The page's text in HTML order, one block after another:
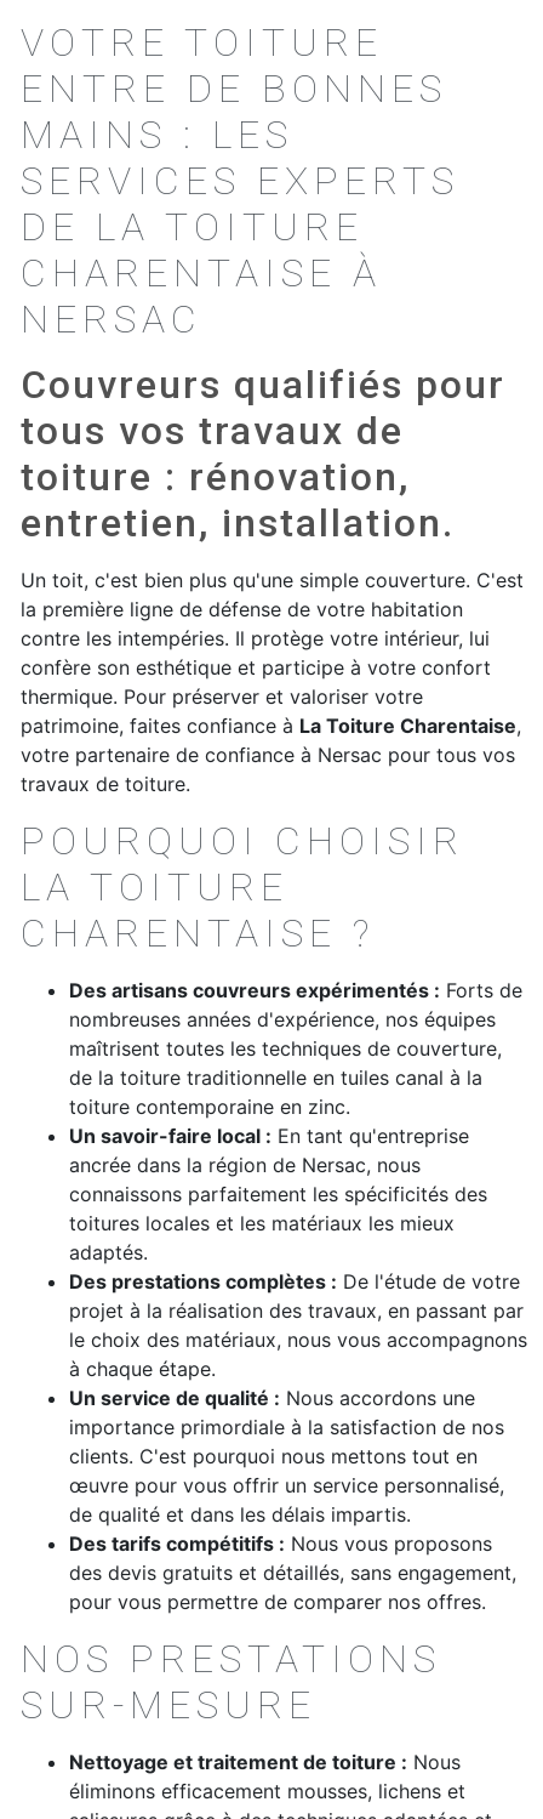
VOTRE TOITURE
ENTRE DE BONNES
MAINS : LES
SERVICES EXPERTS
DE LA TOITURE
CHARENTAISE À
NERSAC
Couvreurs qualifiés pour
tous vos travaux de
toiture : rénovation,
entretien, installation.
Un toit, c'est bien plus qu'une simple couverture. C'est
la première ligne de défense de votre habitation
contre les intempéries. Il protège votre intérieur, lui
confère son esthétique et participe à votre confort
thermique. Pour préserver et valoriser votre
patrimoine, faites confiance à La Toiture Charentaise,
votre partenaire de confiance à Nersac pour tous vos
travaux de toiture.
POURQUOI CHOISIR
LA TOITURE
CHARENTAISE ?
Des artisans couvreurs expérimentés : Forts de
nombreuses années d'expérience, nos équipes
maîtrisent toutes les techniques de couverture,
de la toiture traditionnelle en tuiles canal à la
toiture contemporaine en zinc.
Un savoir-faire local : En tant qu'entreprise
ancrée dans la région de Nersac, nous
connaissons parfaitement les spécificités des
toitures locales et les matériaux les mieux
adaptés.
Des prestations complètes : De l'étude de votre
projet à la réalisation des travaux, en passant par
le choix des matériaux, nous vous accompagnons
à chaque étape.
Un service de qualité : Nous accordons une
importance primordiale à la satisfaction de nos
clients. C'est pourquoi nous mettons tout en
œuvre pour vous offrir un service personnalisé,
de qualité et dans les délais impartis.
Des tarifs compétitifs : Nous vous proposons
des devis gratuits et détaillés, sans engagement,
pour vous permettre de comparer nos offres.
NOS PRESTATIONS
SUR-MESURE
Nettoyage et traitement de toiture : Nous
éliminons efficacement mousses, lichens et